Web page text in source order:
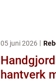
05 juni 2026
hantverk